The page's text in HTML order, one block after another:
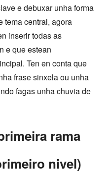
e debuxar unha forma
tema central, agora
inserir todas as
e que estean
Ten en conta que
frase sinxela ou unha
fagas unha chuvia de
rama
nivel)